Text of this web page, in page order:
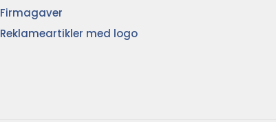
Firmagaver
Reklameartikler med logo